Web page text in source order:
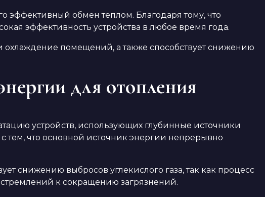
эффективный обмен теплом. Благодаря тому, что
эффективность устройства в любое время года.
охлаждение помещений, а также способствует снижению
для отопления
устройств, использующих глубинные источники
тем, что основной источник энергии непрерывно
снижению выбросов углекислого газа, так как процесс
стремлений к сокращению загрязнений.